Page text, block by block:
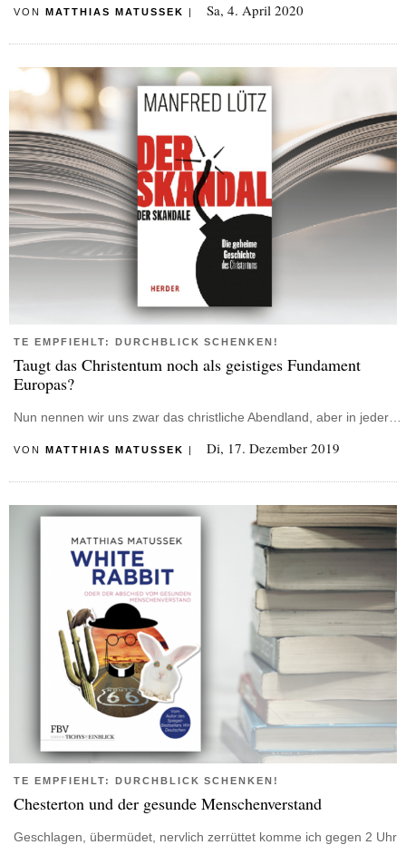
VON MATTHIAS MATUSSEK Sa, 4. April 2020
TE EMPFIEHLT: DURCHBLICK SCHENKEN!
Taugt das Christentum noch als geistiges Fundament
Europas?
Nun nennen wir uns zwar das christliche Abendland, aber in jeder…
VON MATTHIAS MATUSSEK | Di, 17. Dezember 2019
TE EMPFIEHLT: DURCHBLICK SCHENKEN!
Chesterton und der gesunde Menschenverstand
Geschlagen, übermüdet, nervlich zerrüttet komme ich gegen 2 Uhr